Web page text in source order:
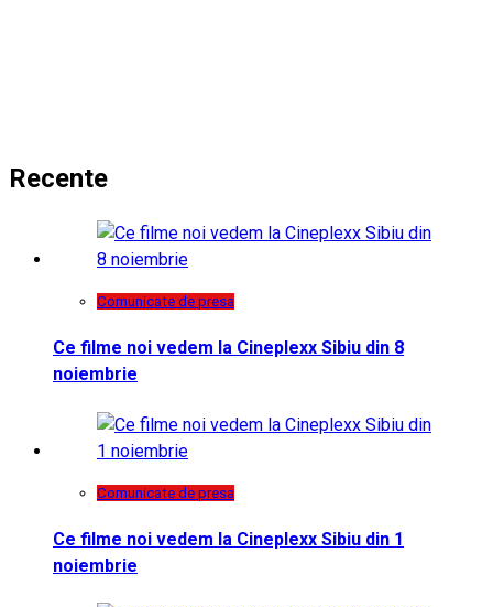
Recente
Comunicate de presa
Ce filme noi vedem la Cineplexx Sibiu din 8
noiembrie
Comunicate de presa
Ce filme noi vedem la Cineplexx Sibiu din 1
noiembrie